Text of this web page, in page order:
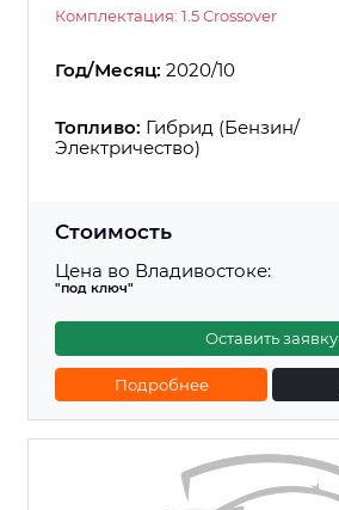
Комплектация: 1.5 Crossover
Год/Месяц: 2020/10
Топливо: Гибрид (Бензин/
Электричество)
Стоимость
Цена во Владивостоке:
"под ключ"
Оставить заявку
Подробнее